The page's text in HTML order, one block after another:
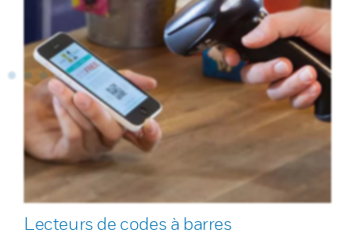
Lecteurs de codes à barres